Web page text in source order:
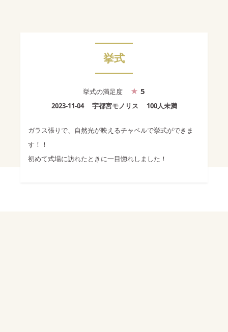
挙式
挙式の満足度 5
2023-11-04 宇都宮モノリス 100人未満
ガラス張りで、自然光が映えるチャペルで挙式ができま
す！！
初めて式場に訪れたときに一目惚れしました！